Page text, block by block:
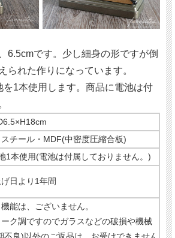
6.5cmです。少し細身の形ですが倒
られた作りになっています。
を1本使用します。商品に電池は付
チール・MDF(中密度圧縮合板)
1本使用(電池は付属しておりません。)
日より1年間
能は、ございません。
ーク調ですのでガラスなどの破損や機械